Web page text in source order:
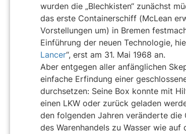
wurden die „Blechkisten“ zunächst
das erste Containerschiff (McLean
Vorstellungen um) in Bremen
Einführung der neuen Technologie,
Lancer“, erst am 31. Mai 1968 an.
Aber entgegen aller anfänglichen
einfache Erfindung einer
durchsetzen: Seine Box konnte mit
einen LKW oder zurück geladen
den folgenden Jahren veränderte
des Warenhandels zu Wasser wie